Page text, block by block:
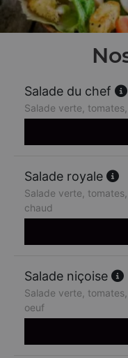
Salade du chef
Salade verte,
Salade royale
Salade verte,
chaud
Salade niçoise
Salade verte,
oeuf